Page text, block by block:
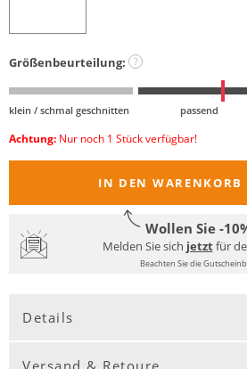
Größenbeurteilung: ?
klein / schmal geschnitten passend
Achtung: Nur noch 1 Stück verfügbar!
IN DEN WARENKORB
Wollen Sie -
Melden Sie sich jetztfür
Beachten Sie die
Details